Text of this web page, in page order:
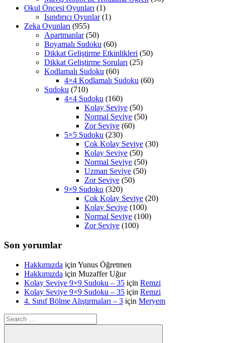
Okul Öncesi Oyunları (1)
Isındırıcı Oyunlar(1)
Zeka Oyunları (955)
Apartmanlar(50)
Boyamalı Sudoku (60)
Dikkat Geliştirme Etkinlikleri (50)
Dikkat Geliştirme Soruları (25)
Kodlamalı Sudoku (60)
4×4 Kodlamalı Sudoku (60)
Sudoku (710)
4×4 Sudoku (160)
Kolay Seviye (50)
Normal Seviye (50)
Zor Seviye (60)
5×5 Sudoku (230)
Çok Kolay Seviye (30)
Kolay Seviye (50)
Normal Seviye (50)
Uzman Seviye (50)
Zor Seviye (50)
9×9 Sudoku (320)
Çok Kolay Seviye (20)
Kolay Seviye (100)
Normal Seviye (100)
Zor Seviye (100)
Son yorumlar
Hakkımızda için Yunus Öğretmen
Hakkımızda için Muzaffer Uğur
Kolay Seviye 9×9 Sudoku – 35 için Remzi
Kolay Seviye 9×9 Sudoku – 35 için Remzi
4. Sınıf Bölme Alıştırmaları – 3 için Meryem
Search
for: